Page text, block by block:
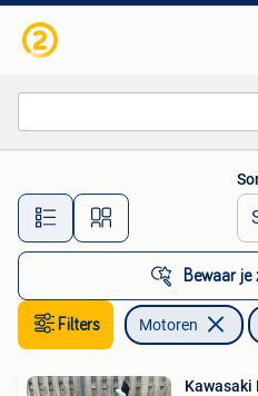
Alle
Bewaar
Filters Motoren
Kawasaki